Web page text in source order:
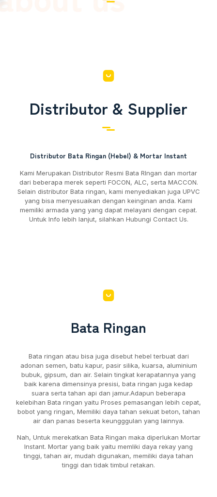
Distributor & Supplier
Distributor Bata Ringan (Hebel) & Mortar Instant
Kami Merupakan Distributor Resmi Bata RIngan dan mortar
dari beberapa merek seperti FOCON, ALC, serta MACCON.
Selain distributor Bata ringan, kami menyediakan juga UPVC
yang bisa menyesuaikan dengan keinginan anda. Kami
memiliki armada yang yang dapat melayani dengan cepat.
Untuk Info lebih lanjut, silahkan Hubungi Contact Us.
Bata Ringan
Bata ringan atau bisa juga disebut hebel terbuat dari
adonan semen, batu kapur, pasir silika, kuarsa, aluminium
bubuk, gipsum, dan air. Selain tingkat kerapatannya yang
baik karena dimensinya presisi, bata ringan juga kedap
suara serta tahan api dan jamur.Adapun beberapa
kelebihan Bata ringan yaitu Proses pemasangan lebih cepat,
bobot yang ringan, Memiliki daya tahan sekuat beton, tahan
air dan panas beserta keungggulan yang lainnya.
Nah, Untuk merekatkan Bata Ringan maka diperlukan Mortar
Instant. Mortar yang baik yaitu memliki daya rekay yang
tinggi, tahan air, mudah digunakan, memiliki daya tahan
tinggi dan tidak timbul retakan.